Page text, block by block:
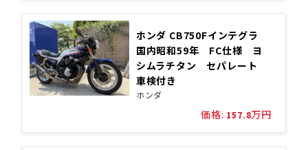
ホンダ CB750Fインテグラ
国内昭和59年 FC仕様 ヨ
シムラチタン セパレート
車検付き
ホンダ
価格: 157.8万円